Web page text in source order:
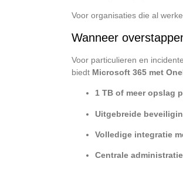
Voor organisaties die al
Wanneer
Voor particulieren en
biedt Microsoft 365 met
1 TB of meer opslag
Uitgebreide
Volledige integratie
Centrale